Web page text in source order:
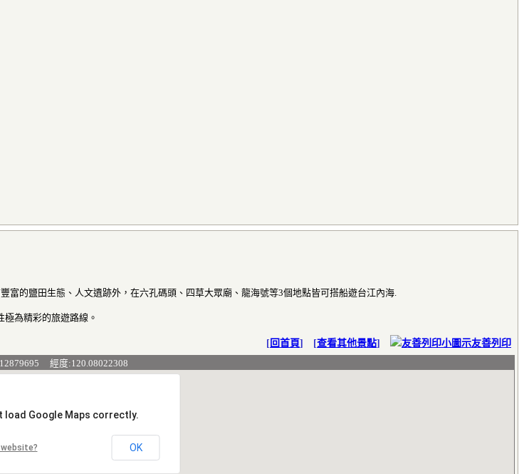
的鹽田生態、人文遺跡外，在六孔碼頭、四草大眾廟、龍海號等3個地點皆可搭船遊台江內海.
為精彩的旅遊路線。
[ 回首頁] [查看其他景點] 友善列印
經度:120.08022308
load Google Maps correctly.
OK